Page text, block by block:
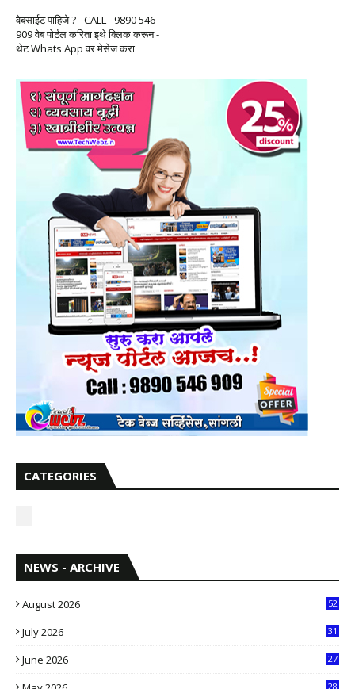
वेबसाईट पाहिजे ? - CALL - 9890 546
909 वेब पोर्टल करिता इथे क्लिक करून -
थेट Whats App वर मेसेज करा
CATEGORIES
NEWS - ARCHIVE
August 2026 52
July 2026
31
June 2026
27
28